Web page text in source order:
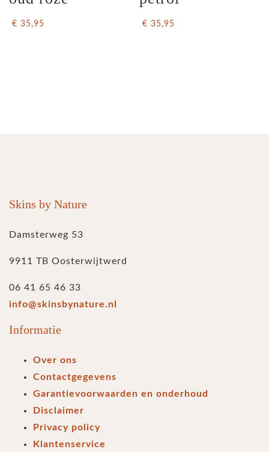
€ 35,95 € 35,95
Skins by Nature
Damsterweg 53
9911 TB Oosterwijtwerd
06 41 65 46 33
info@skinsbynature.nl
Informatie
Over ons
Contactgegevens
Garantievoorwaarden en onderhoud
Disclaimer
Privacy policy
Klantenservice